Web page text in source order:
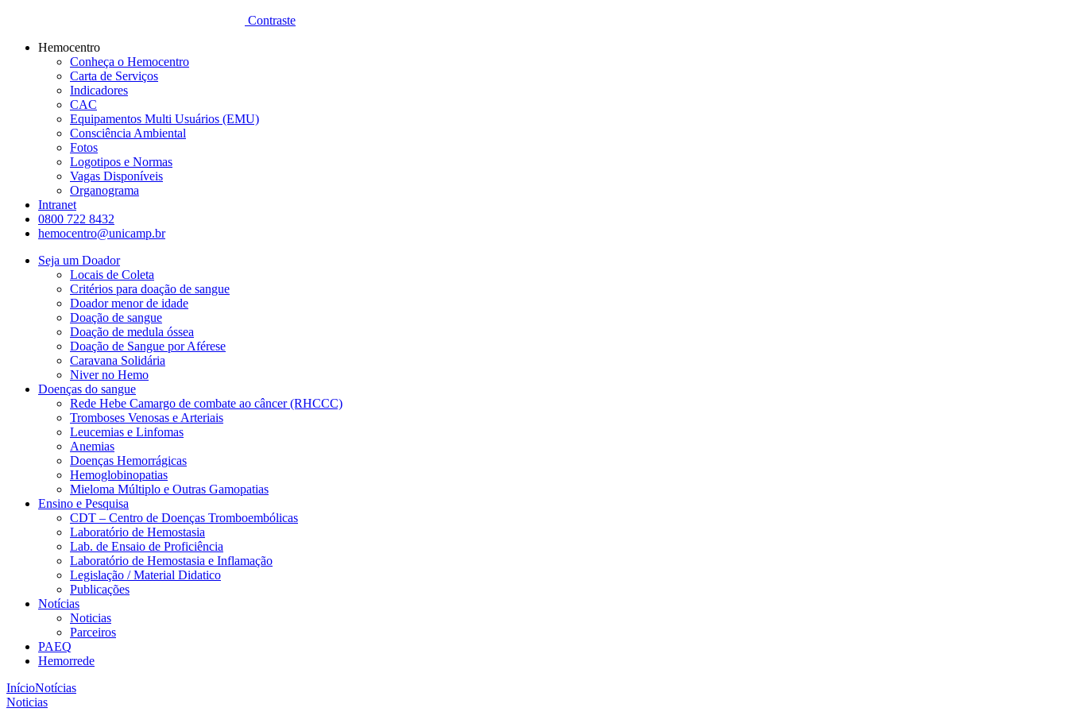
Contraste
Hemocentro
Conheça o Hemocentro
Carta de Serviços
Indicadores
CAC
Equipamentos Multi Usuários (EMU)
Consciência Ambiental
Fotos
Logotipos e Normas
Vagas Disponíveis
Organograma
Intranet
0800 722 8432
hemocentro@unicamp.br
Seja um Doador
Locais de Coleta
Critérios para doação de sangue
Doador menor de idade
Doação de sangue
Doação de medula óssea
Doação de Sangue por Aférese
Caravana Solidária
Niver no Hemo
Doenças do sangue
Rede Hebe Camargo de combate ao câncer (RHCCC)
Tromboses Venosas e Arteriais
Leucemias e Linfomas
Anemias
Doenças Hemorrágicas
Hemoglobinopatias
Mieloma Múltiplo e Outras Gamopatias
Ensino e Pesquisa
CDT – Centro de Doenças Tromboembólicas
Laboratório de Hemostasia
Lab. de Ensaio de Proficiência
Laboratório de Hemostasia e Inflamação
Legislação / Material Didatico
Publicações
Notícias
Noticias
Parceiros
PAEQ
Hemorrede
InícioNotícias
Noticias